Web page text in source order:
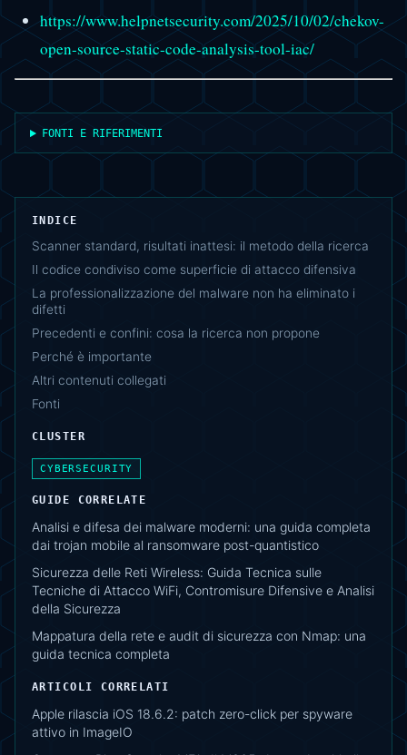
https://www.helpnetsecurity.com/2025/10/02/chekov-
open-source-static-code-analysis-tool-iac/
FONTI E RIFERIMENTI
INDICE
Scanner standard, risultati inattesi: il metodo della ricerca
Il codice condiviso come superficie di attacco difensiva
La professionalizzazione del malware non ha eliminato i
difetti
Precedenti e confini: cosa la ricerca non propone
Perché è importante
Altri contenuti collegati
Fonti
CLUSTER
CYBERSECURITY
GUIDE CORRELATE
Analisi e difesa dei malware moderni: una guida completa
dai trojan mobile al ransomware post-quantistico
Sicurezza delle Reti Wireless: Guida Tecnica sulle
Tecniche di Attacco WiFi, Contromisure Difensive e Analisi
della Sicurezza
Mappatura della rete e audit di sicurezza con Nmap: una
guida tecnica completa
ARTICOLI CORRELATI
Apple rilascia iOS 18.6.2: patch zero-click per spyware
attivo in ImageIO